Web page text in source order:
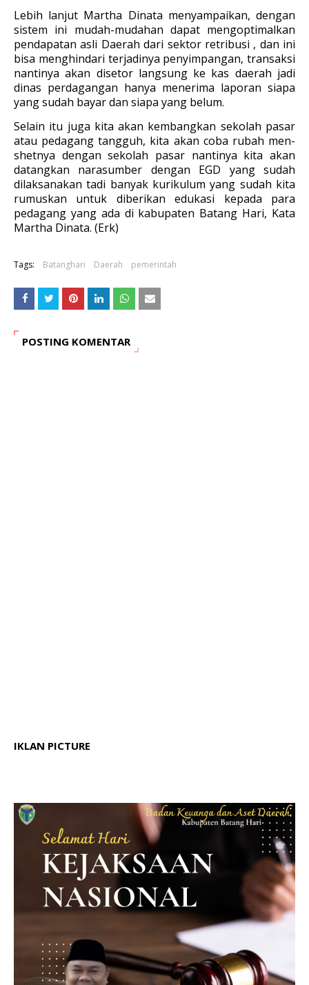
Lebih lanjut Martha Dinata menyampaikan, dengan
sistem ini mudah-mudahan dapat mengoptimalkan
pendapatan asli Daerah dari sektor retribusi , dan ini
bisa menghindari terjadinya penyimpangan, transaksi
nantinya akan disetor langsung ke kas daerah jadi
dinas perdagangan hanya menerima laporan siapa
yang sudah bayar dan siapa yang belum.
Selain itu juga kita akan kembangkan sekolah pasar
atau pedagang tangguh, kita akan coba rubah men-
shetnya dengan sekolah pasar nantinya kita akan
datangkan narasumber dengan EGD yang sudah
dilaksanakan tadi banyak kurikulum yang sudah kita
rumuskan untuk diberikan edukasi kepada para
pedagang yang ada di kabupaten Batang Hari, Kata
Martha Dinata. (Erk)
Tags: Batanghari Daerah pemerintah
POSTING KOMENTAR
IKLAN PICTURE